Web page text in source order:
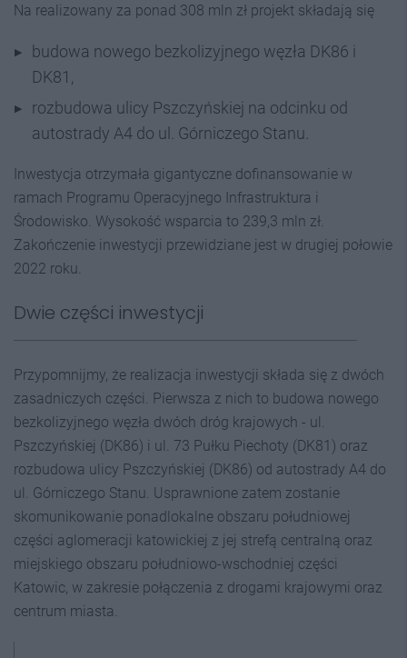
Na realizowany za ponad 308 mln zł projekt składają się
budowa nowego bezkolizyjnego węzła DK86 i
DK81,
rozbudowa ulicy Pszczyńskiej na odcinku od
autostrady A4 do ul. Górniczego Stanu.
Inwestycja otrzymała gigantyczne dofinansowanie w
ramach Programu Operacyjnego Infrastruktura i
Środowisko. Wysokość wsparcia to 239,3 mln zł.
Zakończenie inwestycji przewidziane jest w drugiej połowie
2022 roku.
Dwie części inwestycji
Przypomnijmy, że realizacja inwestycji składa się z dwóch
zasadniczych części. Pierwsza z nich to budowa nowego
bezkolizyjnego węzła dwóch dróg krajowych - ul.
Pszczyńskiej (DK86) i ul. 73 Pułku Piechoty (DK81) oraz
rozbudowa ulicy Pszczyńskiej (DK86) od autostrady A4 do
ul. Górniczego Stanu. Usprawnione zatem zostanie
skomunikowanie ponadlokalne obszaru południowej
części aglomeracji katowickiej z jej strefą centralną oraz
miejskiego obszaru południowo-wschodniej części
Katowic, w zakresie połączenia z drogami krajowymi oraz
centrum miasta.